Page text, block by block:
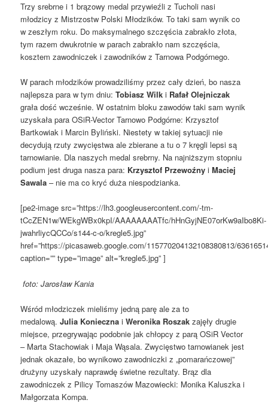
Trzy srebrne i 1 brązowy medal przywieźli z Tucholi nasi
młodzicy z Mistrzostw Polski Młodzików. To taki sam wynik co
w zeszłym roku. Do maksymalnego szczęścia zabrakło złota,
tym razem dwukrotnie w parach zabrakło nam szczęścia,
kosztem zawodniczek i zawodników z Tarnowa Podgórnego.
W parach młodzików prowadziliśmy przez cały dzień, bo nasza
najlepsza para w tym dniu:Tobiasz Wilk i Rafał Olejniczak
grała dość wcześnie. W ostatnim bloku zawodów taki sam wynik
uzyskała para OSiR-Vector Tarnowo Podgórne: Krzysztof
Bartkowiak i Marcin Byliński. Niestety w takiej sytuacji nie
decydują rzuty zwycięstwa ale zbierane a tu o 7 kręgli lepsi są
tarnowianie. Dla naszych medal srebrny. Na najniższym stopniu
podium jest druga nasza para: Krzysztof PrzewoźnyiMaciej
Sawala – nie ma co kryć duża niespodzianka.
[pe2-image src=”https://lh3.googleusercontent.com/-tm-
tCcZEN1w/WEkgWBx0kpI/AAAAAAAATfc/hHnGyjNE07orKw9aIbo8Ki-
jwahrliycQCCo/s144-c-o/kregle5.jpg”
href=”https://picasaweb.google.com/115770204132108380813/
caption=”” type=”image” alt=”kregle5.jpg” ]
foto: Jarosław Kania
Wśród młodziczek mieliśmy jedną parę ale za to
medalową.Julia KoniecznaiWeronika Roszakzajęły drugie
miejsce, przegrywając podobnie jak chłopcy z parą OSiR Vector
– Marta Stachowiak i Maja Wąsala. Zwycięstwo tarnowianek jest
jednak okazałe, bo wynikowo zawodniczki z „pomarańczowej”
drużyny uzyskały naprawdę świetne rezultaty. Brąz dla
zawodniczek z Pilicy Tomaszów Mazowiecki: Monika Kaluszka i
Małgorzata Kompa.